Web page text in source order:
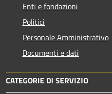
Enti e fondazioni
Politici
Personale Amministrativo
Documenti e dati
CATEGORIE DI SERVIZIO